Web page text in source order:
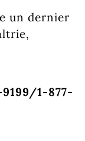
un dernier
1-877-